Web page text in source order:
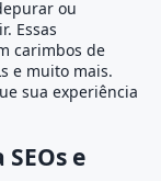
ou
Essas
carimbos de
e muito mais.
sua experiência
e